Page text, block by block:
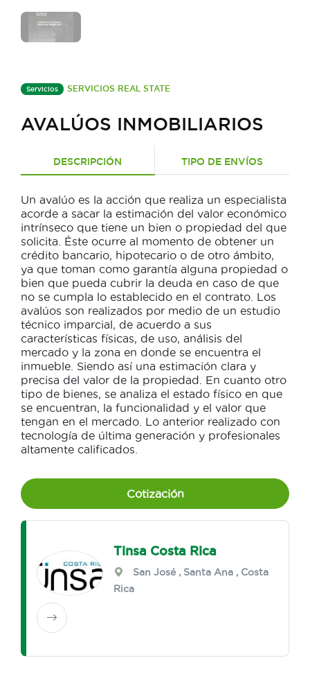
Servicios SERVICIOS REAL STATE
AVALÚOS INMOBILIARIOS
DESCRIPCIÓN TIPO DE ENVÍOS
Un avalúo es la acción que realiza un especialista
acorde a sacar la estimación del valor económico
intrínseco que tiene un bien o propiedad del que
solicita. Éste ocurre al momento de obtener un
crédito bancario, hipotecario o de otro ámbito,
ya que toman como garantía alguna propiedad o
bien que pueda cubrir la deuda en caso de que
no se cumpla lo establecido en el contrato. Los
avalúos son realizados por medio de un estudio
técnico imparcial, de acuerdo a sus
características físicas, de uso, análisis del
mercado y la zona en donde se encuentra el
inmueble. Siendo así una estimación clara y
precisa del valor de la propiedad. En cuanto otro
tipo de bienes, se analiza el estado físico en que
se encuentran, la funcionalidad y el valor que
tengan en el mercado. Lo anterior realizado con
tecnología de última generación y profesionales
altamente calificados.
Cotización
Tinsa Costa Rica
San José , Santa Ana , Costa
Rica